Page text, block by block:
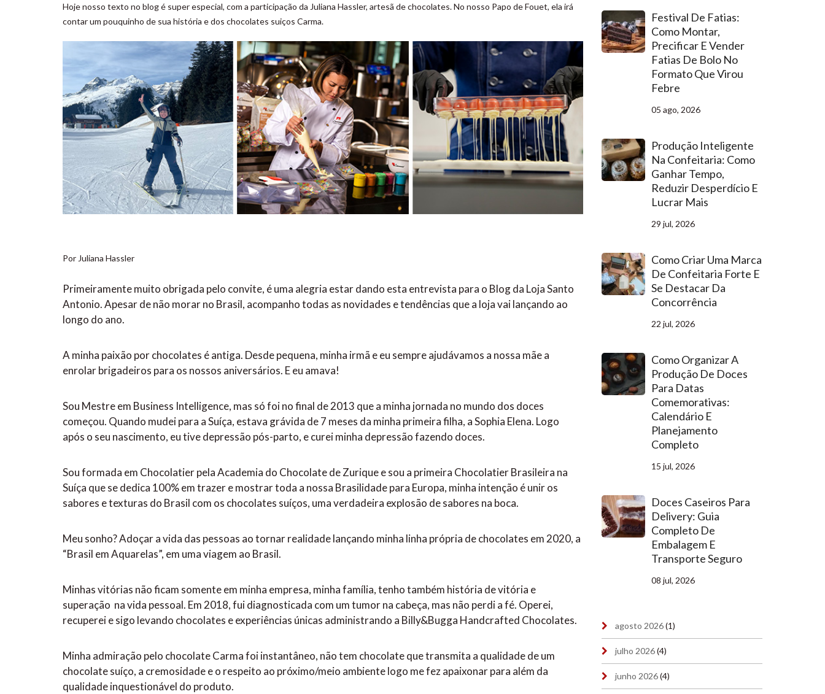
Hoje nosso texto no blog é super especial, com a participação da Juliana Hassler, artesã de chocolates. No nosso Papo de Fouet, ela irá
contar um pouquinho de sua história e dos chocolates suiços Carma.
Por Juliana Hassler
Primeiramente muito obrigada pelo convite, é uma alegria estar dando esta entrevista para o Blog da Loja Santo
Antonio. Apesar de não morar no Brasil, acompanho todas as novidades e tendências que a loja vai lançando ao
longo do ano.
A minha paixão por chocolates é antiga. Desde pequena, minha irmã e eu sempre ajudávamos a nossa mãe a
enrolar brigadeiros para os nossos aniversários. E eu amava!
Sou Mestre em Business Intelligence, mas só foi no final de 2013 que a minha jornada no mundo dos doces
começou. Quando mudei para a Suíça, estava grávida de 7 meses da minha primeira filha, a Sophia Elena. Logo
após o seu nascimento, eu tive depressão pós-parto, e curei minha depressão fazendo doces.
Sou formada em Chocolatier pela Academia do Chocolate de Zurique e sou a primeira Chocolatier Brasileira na
Suíça que se dedica 100% em trazer e mostrar toda a nossa Brasilidade para Europa, minha intenção é unir os
sabores e texturas do Brasil com os chocolates suíços, uma verdadeira explosão de sabores na boca.
Meu sonho? Adoçar a vida das pessoas ao tornar realidade lançando minha linha própria de chocolates em 2020, a
“Brasil em Aquarelas”, em uma viagem ao Brasil.
Minhas vitórias não ficam somente em minha empresa, minha família, tenho também história de vitória e
superação na vida pessoal. Em 2018, fui diagnosticada com um tumor na cabeça, mas não perdi a fé. Operei,
recuperei e sigo levando chocolates e experiências únicas administrando a Billy&Bugga Handcrafted Chocolates.
Minha admiração pelo chocolate Carma foi instantâneo, não tem chocolate que transmita a qualidade de um
chocolate suíço, a cremosidade e o respeito ao próximo/meio ambiente logo me fez apaixonar para além da
qualidade inquestionável do produto.
Festival De Fatias:
Como Montar,
Precificar E Vender
Fatias De Bolo No
Formato Que Virou
Febre
05 ago, 2026
Produção Inteligente
Na Confeitaria: Como
Ganhar Tempo,
Reduzir Desperdício E
Lucrar Mais
29 jul, 2026
Como Criar Uma Marca
De Confeitaria Forte E
Se Destacar Da
Concorrência
22 jul, 2026
Como Organizar A
Produção De Doces
Para Datas
Comemorativas:
Calendário E
Planejamento
Completo
15 jul, 2026
Doces Caseiros Para
Delivery: Guia
Completo De
Embalagem E
Transporte Seguro
08 jul, 2026
agosto 2026(1)
julho 2026(4)
junho 2026(4)